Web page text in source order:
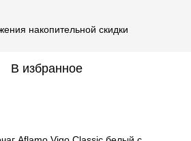
накопительной скидки
В избранное